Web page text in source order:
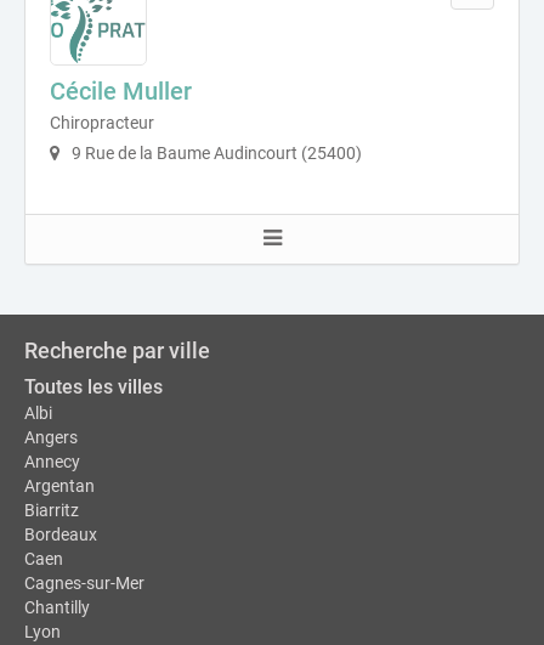
Cécile Muller
Chiropracteur
9 Rue de la Baume Audincourt (25400)
Recherche par ville
Toutes les villes
Albi
Angers
Annecy
Argentan
Biarritz
Bordeaux
Caen
Cagnes-sur-Mer
Chantilly
Lyon